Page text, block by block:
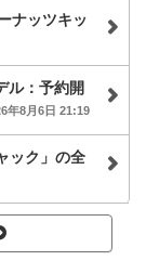
ナッツキッ
ル：予約開
年8月6日 21:19
ック」の全